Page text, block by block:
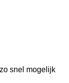
snel mogelijk